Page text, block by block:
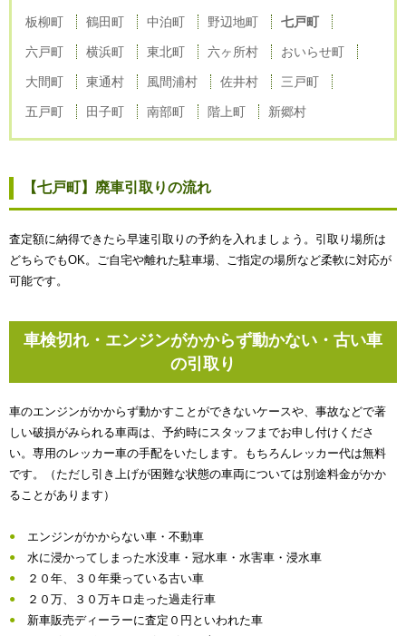
板柳町 鶴田町 中泊町 野辺地町 七戸町
六戸町 横浜町 東北町 六ヶ所村 おいらせ町
大間町 東通村 風間浦村 佐井村 三戸町
五戸町 田子町 南部町 階上町 新郷村
【七戸町】廃車引取りの流れ
査定額に納得できたら早速引取りの予約を入れましょう。引取り場所は
どちらでもOK。ご自宅や離れた駐車場、ご指定の場所など柔軟に対応が
可能です。
車検切れ・エンジンがかからず動かない・古い車
の引取り
車のエンジンがかからず動かすことができないケースや、事故などで著
しい破損がみられる車両は、予約時にスタッフまでお申し付けくださ
い。専用のレッカー車の手配をいたします。もちろんレッカー代は無料
です。（ただし引き上げが困難な状態の車両については別途料金がかか
ることがあります）
エンジンがかからない車・不動車
水に浸かってしまった水没車・冠水車・水害車・浸水車
２０年、３０年乗っている古い車
２０万、３０万キロ走った過走行車
新車販売ディーラーに査定０円といわれた車